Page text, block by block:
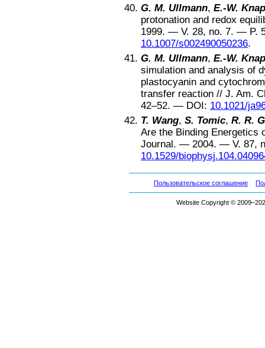
G. M. Ullmann, E.-W.
protonation and redox
1999. — V. 28, no. 7. — P.
10.1007/s002490050236.
G. M. Ullmann, E.-W.
simulation and analysis of
plastocyanin and
transfer reaction // J. Am.
42–52. — DOI: 10.1021/
T. Wang, S. Tomic, R. R.
Are the Binding Energetics
Journal . — 2004. — V. 87,
10.1529/
Пользовательское соглашение
Website Copyright ©